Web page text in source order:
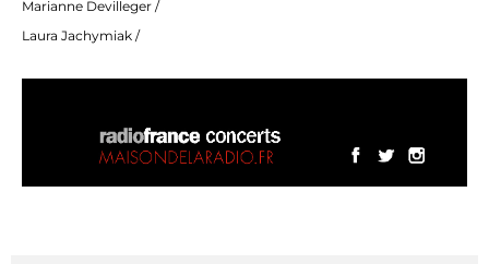
Marianne Devilleger /
Laura Jachymiak /